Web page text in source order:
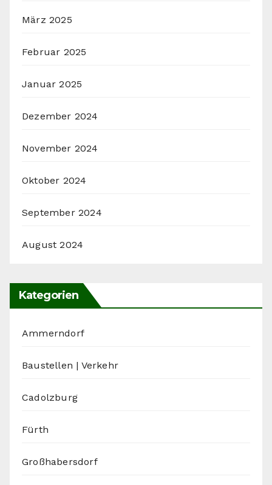
März 2025
Februar 2025
Januar 2025
Dezember 2024
November 2024
Oktober 2024
September 2024
August 2024
Kategorien
Ammerndorf
Baustellen | Verkehr
Cadolzburg
Fürth
Großhabersdorf